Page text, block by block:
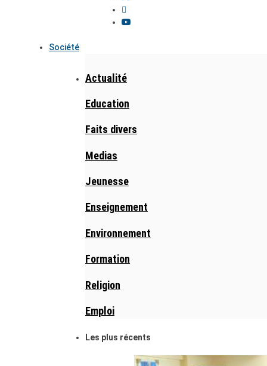
Société
Actualité
Education
Faits divers
Medias
Jeunesse
Enseignement
Environnement
Formation
Religion
Emploi
Les plus récents